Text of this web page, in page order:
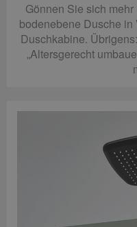
Gönnen Sie sich
bodenebene Dusche
Duschkabine.
„Altersgerecht